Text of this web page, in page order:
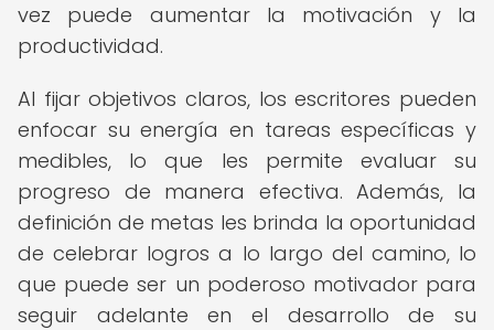
vez puede aumentar la motivación y la
productividad.
Al fijar objetivos claros, los escritores pueden
enfocar su energía en tareas específicas y
medibles, lo que les permite evaluar su
progreso de manera efectiva. Además, la
definición de metas les brinda la oportunidad
de celebrar logros a lo largo del camino, lo
que puede ser un poderoso motivador para
seguir adelante en el desarrollo de su